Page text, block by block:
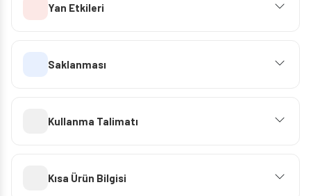
Yan Etkileri
Saklanması
Kullanma Talimatı
Kısa Ürün Bilgisi